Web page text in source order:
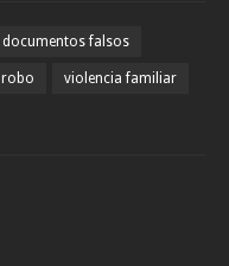
documentos falsos
robo violencia familiar